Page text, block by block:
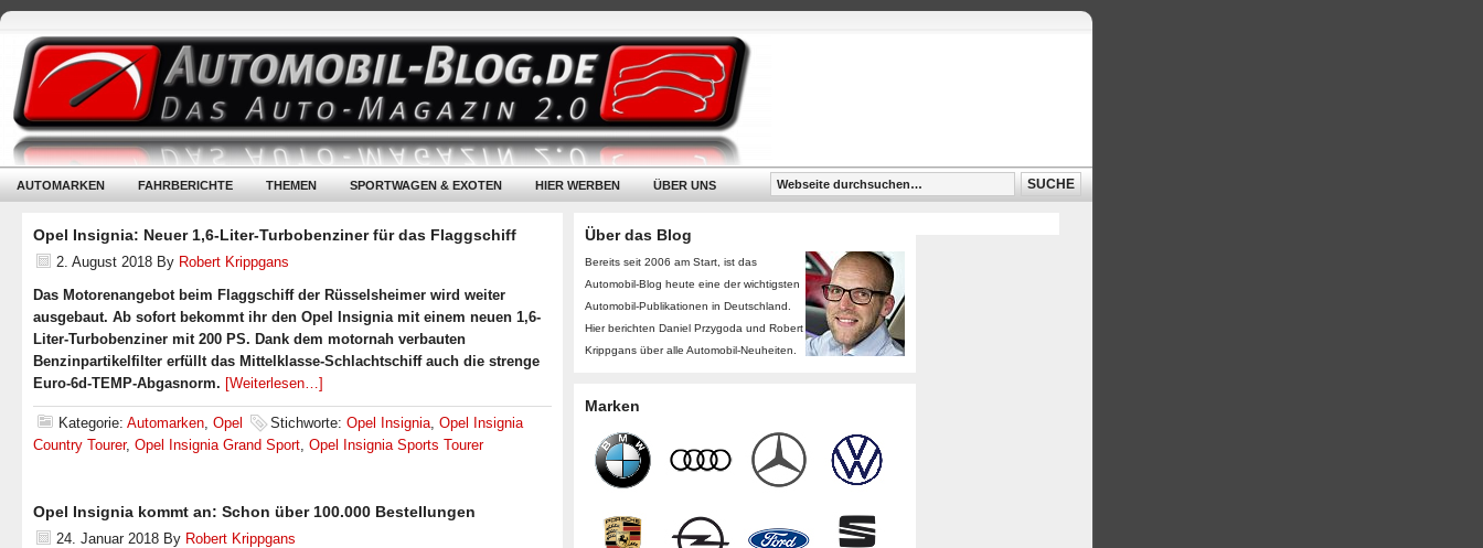
AUTOMARKEN FAHRBERICHTE THEMEN SPORTWAGEN & EXOTEN HIER WERBEN ÜBER UNS
Opel Insignia: Neuer 1,6-Liter-Turbobenziner für das Flaggschiff
2. August 2018 By Robert Krippgans
Das Motorenangebot beim Flaggschiff der Rüsselsheimer wird weiter
ausgebaut. Ab sofort bekommt ihr den Opel Insignia mit einem neuen 1,6-
Liter-Turbobenziner mit 200 PS. Dank dem motornah verbauten
Benzinpartikelfilter erfüllt das Mittelklasse-Schlachtschiff auch die strenge
Euro-6d-TEMP-Abgasnorm. [Weiterlesen…]
Kategorie: Automarken, Opel Stichworte: Opel Insignia, Opel Insignia
Country Tourer, Opel Insignia Grand Sport, Opel Insignia Sports Tourer
Opel Insignia kommt an: Schon über 100.000 Bestellungen
24. Januar 2018 By Robert Krippgans
Über das Blog
Bereits seit 2006 am Start, ist das
Automobil-Blog heute eine der wichtigsten
Automobil-Publikationen in Deutschland.
Hier berichten Daniel Przygoda und Robert
Krippgans über alle Automobil-Neuheiten.
Marken